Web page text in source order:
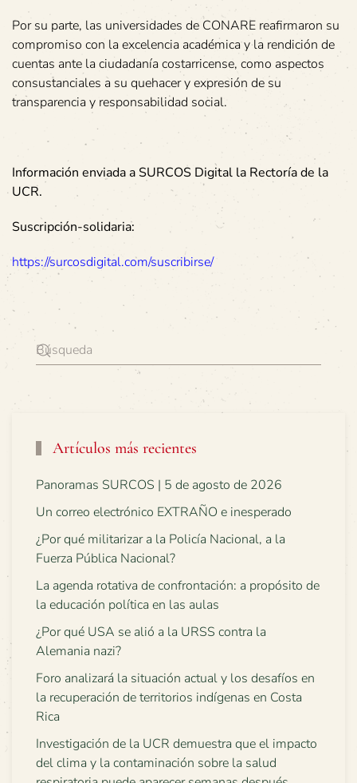
Por su parte, las universidades de CONARE reafirmaron su
compromiso con la excelencia académica y la rendición de
cuentas ante la ciudadanía costarricense, como aspectos
consustanciales a su quehacer y expresión de su
transparencia y responsabilidad social.
Información enviada a SURCOS Digital la Rectoría de la
UCR.
Suscripción-solidaria:
https://surcosdigital.com/suscribirse/
Artículos más recientes
Panoramas SURCOS | 5 de agosto de 2026
Un correo electrónico EXTRAÑO e inesperado
¿Por qué militarizar a la Policía Nacional, a la
Fuerza Pública Nacional?
La agenda rotativa de confrontación: a propósito de
la educación política en las aulas
¿Por qué USA se alió a la URSS contra la
Alemania nazi?
Foro analizará la situación actual y los desafíos en
la recuperación de territorios indígenas en Costa
Rica
Investigación de la UCR demuestra que el impacto
del clima y la contaminación sobre la salud